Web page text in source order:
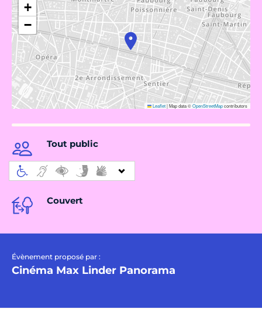
+
−
Leaflet|Map data ©OpenStreetMapcontributors
Tout public
Couvert
Évènement proposé par :
Cinéma Max Linder Panorama